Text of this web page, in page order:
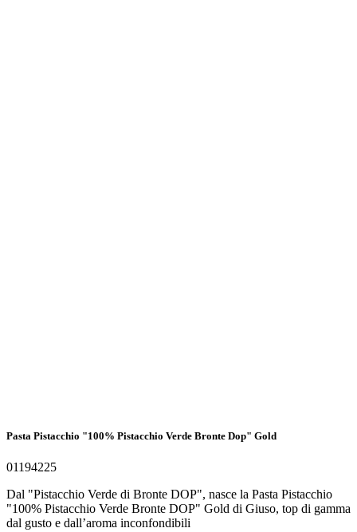
Pasta Pistacchio "100% Pistacchio Verde Bronte Dop" Gold
01194225
Dal "Pistacchio Verde di Bronte DOP", nasce la Pasta Pistacchio
"100% Pistacchio Verde Bronte DOP" Gold di Giuso, top di gamma
dal gusto e dall’aroma inconfondibili